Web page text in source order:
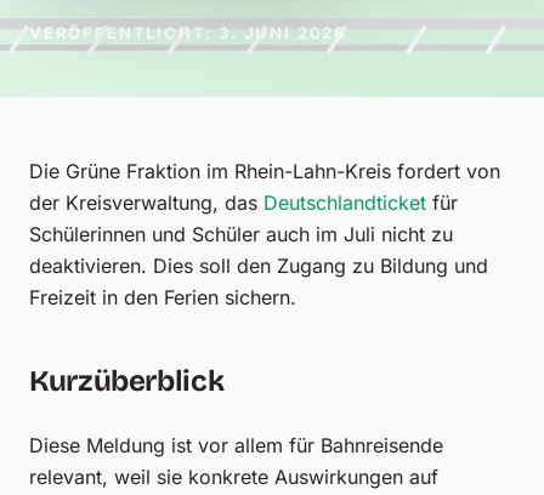
VERÖFFENTLICHT: 3. JUNI 2026
Die Grüne Fraktion im Rhein-Lahn-Kreis fordert von
der Kreisverwaltung, das Deutschlandticket für
Schülerinnen und Schüler auch im Juli nicht zu
deaktivieren. Dies soll den Zugang zu Bildung und
Freizeit in den Ferien sichern.
Kurzüberblick
Diese Meldung ist vor allem für Bahnreisende
relevant, weil sie konkrete Auswirkungen auf